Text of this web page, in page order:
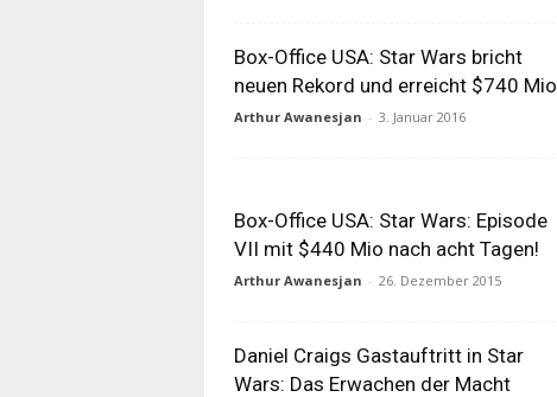
Box-Office USA: Star Wars bricht
neuen Rekord und erreicht $740 Mio
Arthur Awanesjan - 3. Januar 2016
Box-Office USA: Star Wars: Episode
VII mit $440 Mio nach acht Tagen!
Arthur Awanesjan - 26. Dezember 2015
Daniel Craigs Gastauftritt in Star
Wars: Das Erwachen der Macht